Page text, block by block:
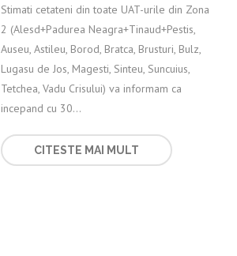
Stimati cetateni din toate UAT-urile din Zona
2 (Alesd+Padurea Neagra+Tinaud+Pestis,
Auseu, Astileu, Borod, Bratca, Brusturi, Bulz,
Lugasu de Jos, Magesti, Sinteu, Suncuius,
Tetchea, Vadu Crisului) va informam ca
incepand cu 30...
CITESTE MAI MULT